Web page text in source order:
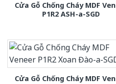
Cửa Gỗ Chống Cháy MDF
P1R2 ASH-a-SGD
Cửa Gỗ Chống Cháy MDF